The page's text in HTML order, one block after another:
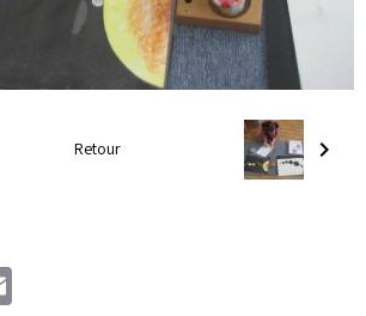
Retour